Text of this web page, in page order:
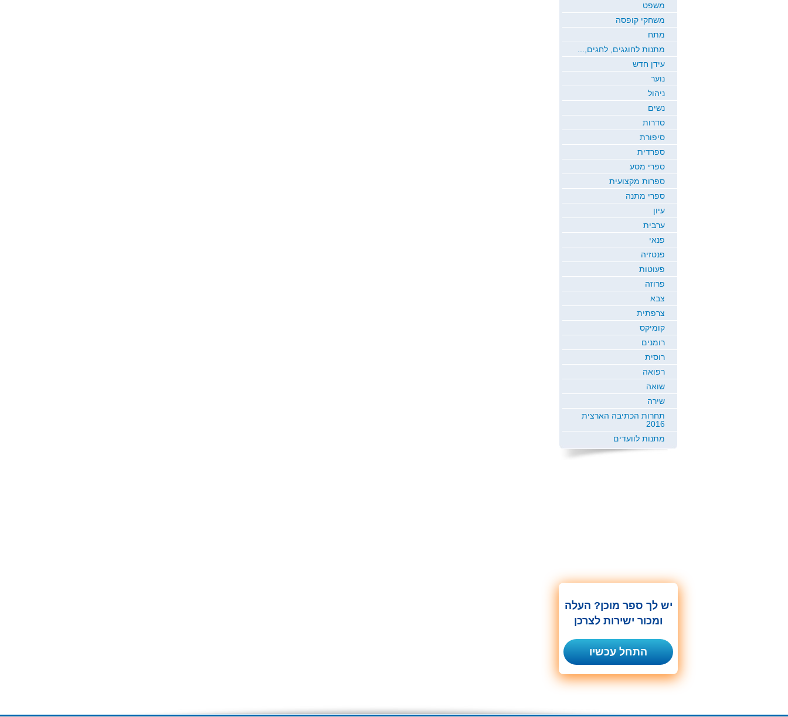
משפט
משחקי קופסה
מתח
מתנות לחוגגים, לחגים,...
עידן חדש
נוער
ניהול
נשים
סדרות
סיפורת
ספרדית
ספרי מסע
ספרות מקצועית
ספרי מתנה
עיון
ערבית
פנאי
פנטזיה
פעוטות
פרוזה
צבא
צרפתית
קומיקס
רומנים
רוסית
רפואה
שואה
שירה
תחרות הכתיבה הארצית
2016
מתנות לוועדים
יש לך ספר מוכן? העלה
ומכור ישירות לצרכן
התחל עכשיו